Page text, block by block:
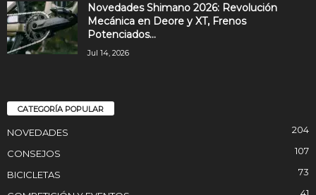
Novedades Shimano 2026: Revolución
Mecánica en Deore y XT, Frenos
Potenciados...
Jul 14, 2026
CATEGORÍA POPULAR
NOVEDADES 204
CONSEJOS 107
BICICLETAS 73
41